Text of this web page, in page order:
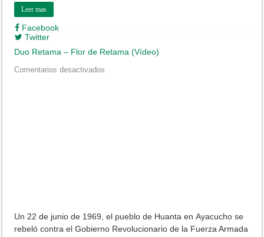
Leer mas
Facebook
Twitter
Duo Retama – Flor de Retama (Vídeo)
Comentarios desactivados
Un 22 de junio de 1969, el pueblo de Huanta en Ayacucho se
rebeló contra el Gobierno Revolucionario de la Fuerza Armada